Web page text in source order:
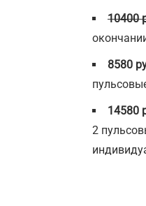
10400
8580
14580
2